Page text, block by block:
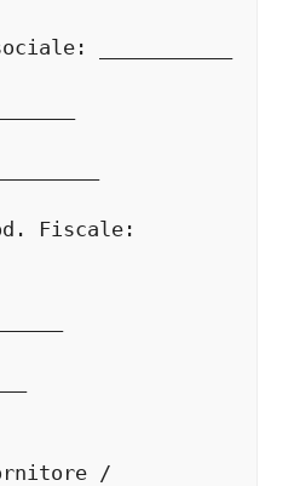
___________
Fiscale:
/